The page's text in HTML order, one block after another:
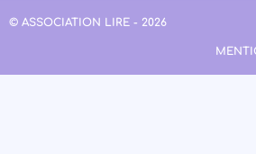
© ASSOCIATION LIRE - 2026